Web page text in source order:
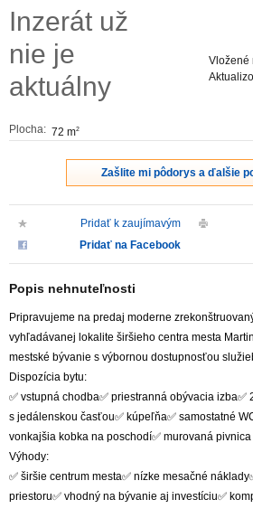
ZVÝRAZNENIE REALITNÝCH INZERÁTOV
Inzerát už
nie je
aktuálny
Plocha: 72 m2
Vložené
Zašlite mi pôdorys a ďalšie
Pridať k zaujímavým
Pridať na Facebook
Popis nehnuteľnosti
Pripravujeme na predaj moderne
vyhľadávanej lokalite širšieho centra mesta
mestské bývanie s výbornou dostupnosťou
Dispozícia bytu:
✅ vstupná chodba✅ priestranná obývacia izba✅
s jedálenskou časťou✅ kúpeľňa✅ samostatné
vonkajšia kobka na poschodí✅ murovaná pivnica
Výhody:
✅ širšie centrum mesta✅ nízke mesačné
priestoru✅ vhodný na bývanie aj investíciu✅